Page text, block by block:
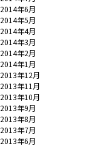
2014年6月
2014年5月
2014年4月
2014年3月
2014年2月
2014年1月
2013年12月
2013年11月
2013年10月
2013年9月
2013年8月
2013年7月
2013年6月